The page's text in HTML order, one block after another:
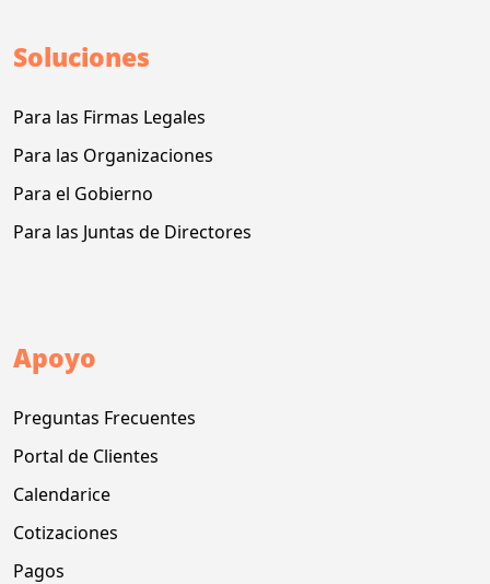
Soluciones
Para las Firmas Legales
Para las Organizaciones
Para el Gobierno
Para las Juntas de Directores
Apoyo
Preguntas Frecuentes
Portal de Clientes
Calendarice
Cotizaciones
Pagos